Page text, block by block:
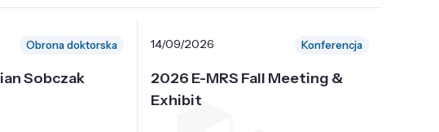
Obrona doktorska
Sobczak
14/09/2026 Konferencja
2026 E-MRS Fall Meeting &
Exhibit